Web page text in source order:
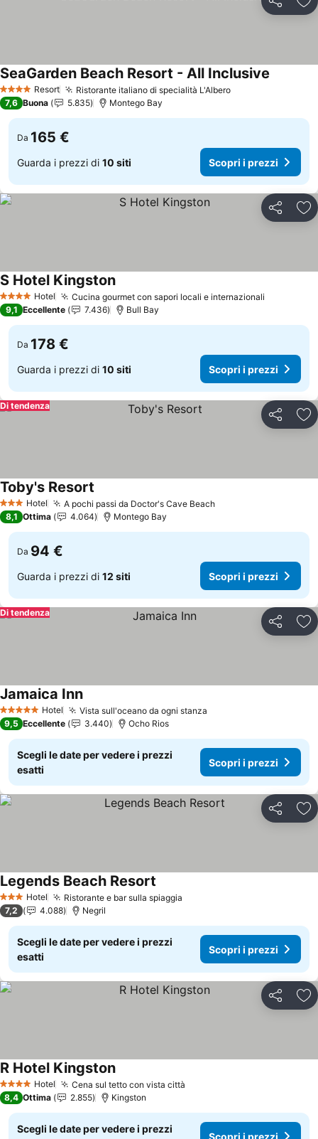
Condividi
4 Stelle Resort Ristorante italiano di specialità L'AlberoScopri i prezzi
SeaGarden Beach Resort - All Inclusive
7,6 Buona 5.835 Montego Bay
Da 165 €
Guarda i prezzi di 10 siti Scopri i prezzi
Condividi
4 Stelle Hotel Cucina gourmet con sapori locali e internazionali
S Hotel KingstonScopri i prezzi
9,1 Eccellente 7.436 Bull Bay
Da 178 €
Guarda i prezzi di 10 siti Scopri i prezzi
Condividi
Di tendenza
3 StelleHotel A pochi passi da Doctor's Cave BeachScopri i prezzi
Toby's Resort
8,1 Ottima 4.064 Montego Bay
Da 94 €
Guarda i prezzi di 12 siti Scopri i prezzi
Condividi
Di tendenza
5 Stelle Hotel Vista sull'oceano da ogni stanza
Jamaica InnScopri i prezzi
9,5 Eccellente 3.440 Ocho Rios
Scegli le date per vedere i prezzi
esatti
Scopri i prezzi
Condividi
3 StelleHotel Ristorante e bar sulla spiaggia
Legends Beach Resort
7,2 4.088 Negril
Scegli le date per vedere i prezzi
esatti
Scopri i prezzi
Condividi
4 Stelle Hotel Cena sul tetto con vista città
R Hotel KingstonScopri i prezzi
8,4 Ottima 2.855 Kingston
Scegli le date per vedere i prezzi
Scopri i prezzi